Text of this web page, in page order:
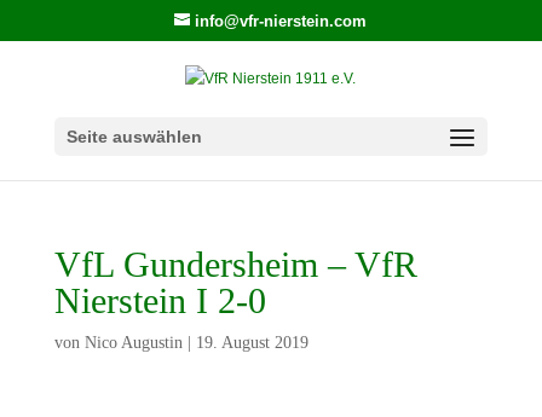
info@vfr-nierstein.com
Seite auswählen
VfL Gundersheim – VfR
Nierstein I 2-0
von Nico Augustin| 19. August 2019